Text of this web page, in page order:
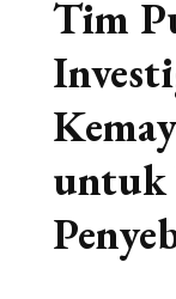
Tim
untuk